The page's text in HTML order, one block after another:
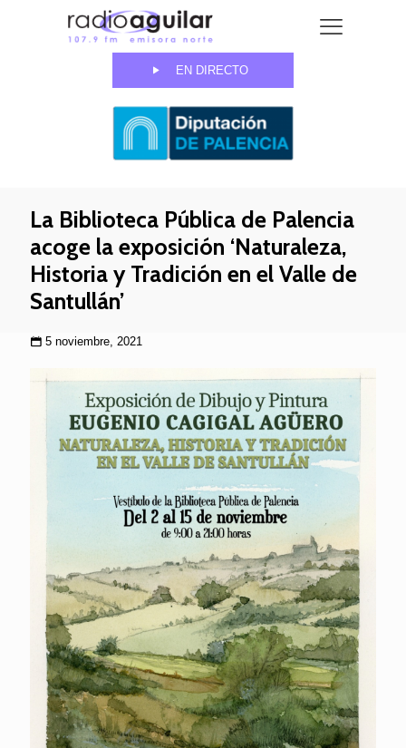
EN DIRECTO
La Biblioteca Pública de Palencia
acoge la exposición ‘Naturaleza,
Historia y Tradición en el Valle de
Santullán’
5 noviembre, 2021